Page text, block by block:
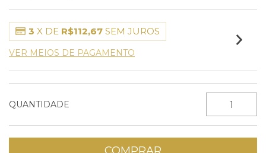
3 X DE R$112,67 SEM JUROS
VER MEIOS DE PAGAMENTO
QUANTIDADE